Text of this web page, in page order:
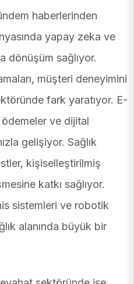
haberlerinden
yapay zeka ve
dönüşüm sağlıyor.
müşteri deneyimini
fark yaratıyor. E-
ve dijital
gelişiyor. Sağlık
kişiselleştirilmiş
katkı sağlıyor.
sistemleri ve robotik
alanında büyük bir